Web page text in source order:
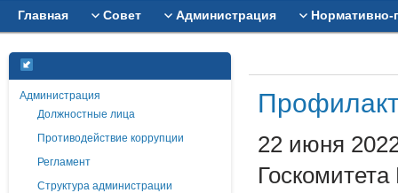
Главная Совет Администрация
Администрация
Должностные лица
Противодействие коррупции
Регламент
Структура администрации
22 июня